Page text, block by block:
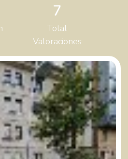
7
Total
Valoraciones